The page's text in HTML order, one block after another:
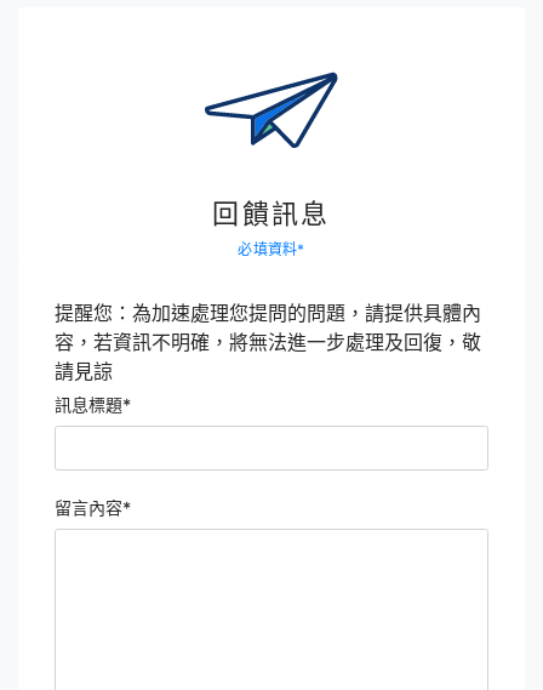
回饋訊息
必填資料*
提醒您：為加速處理您提問的問題，請提供具體內
容，若資訊不明確，將無法進一步處理及回復，敬
請見諒
訊息標題*
留言內容*